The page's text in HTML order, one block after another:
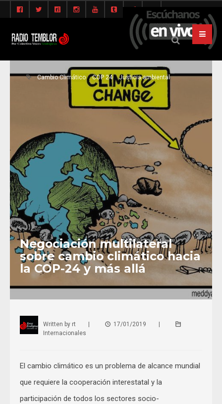
Cambio Climático COP 24 Justicia ambiental
Negociación multilateral
sobre cambio climático hacia
la COP-24 y más allá
Written by rt 17/01/2019
Internacionales
El cambio climático es un problema de alcance mundial
que requiere la cooperación interestatal y la
participación de todos los sectores socio-